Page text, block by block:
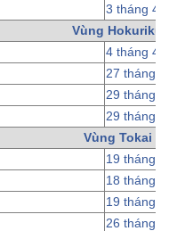
3 tháng 4
Vùng Hokuriku
4 tháng 4
27 tháng 3
29 tháng 3
29 tháng 3
Vùng Tokai
19 tháng 3
18 tháng 3
19 tháng 3
26 tháng 3